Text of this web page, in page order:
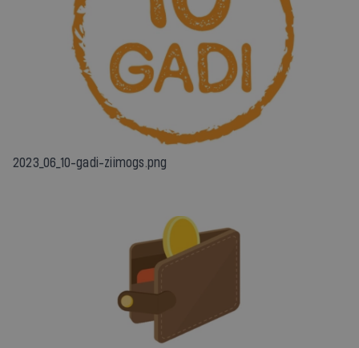
2023_06_10-gadi-ziimogs.png